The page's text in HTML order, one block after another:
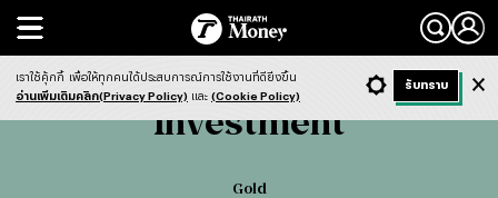
Search
Investment Gold
Investment
Gold
- ก + ก Dark ฟังข่าว
เราใช้คุ้กกี้ เพื่อให้ทุกคนได้ประสบการณ์การใช้งานที่ดียิ่งขึ้น
อ่านเพิ่มเติมคลิก(Privacy Policy) และ (Cookie Policy)
รับทราบ